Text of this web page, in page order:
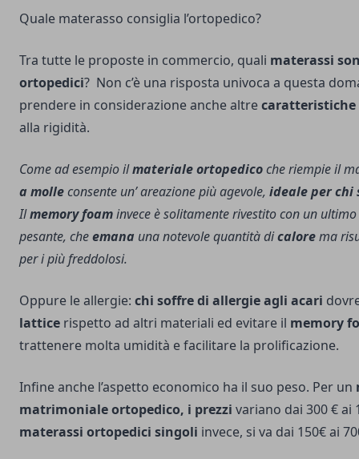
Quale materasso consiglia l’ortopedico?
Tra tutte le proposte in commercio, quali materassi
ortopedici? Non c’è una risposta univoca a questa
prendere in considerazione anche altrecaratteristiche
alla rigidità.
Come ad esempio ilmateriale ortopedicoche riempie il
a molleconsente un’ areazione più agevole, ideale per chi
Ilmemory foaminvece è solitamente rivestito con un
pesante, cheemana una notevole quantità dicalorema
per i più freddolosi.
Oppure le allergie: chi soffre di allergie agli acari
lattice rispetto ad altri materiali ed evitare il memory
trattenere molta umidità e facilitare la prolificazione.
Infine anche l’aspetto economico ha il suo peso. Per un
matrimoniale ortopedico, i prezzi variano dai 300 € ai
materassi ortopedici singoli invece, si va dai 150€ ai